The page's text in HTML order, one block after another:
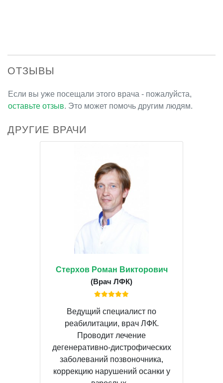
ОТЗЫВЫ
Если вы уже посещали этого врача - пожалуйста,
оставьте отзыв. Это может помочь другим людям.
ДРУГИЕ ВРАЧИ
Стерхов Роман Викторович
(Врач ЛФК)
Ведущий специалист по
реабилитации, врач ЛФК.
Проводит лечение
дегенеративно-дистрофических
заболеваний позвоночника,
коррекцию нарушений осанки у